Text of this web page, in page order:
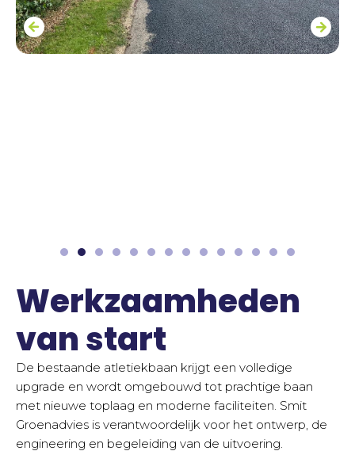
Werkzaamheden
van start
De bestaande atletiekbaan krijgt een volledige
upgrade en wordt omgebouwd tot prachtige baan
met nieuwe toplaag en moderne faciliteiten. Smit
Groenadvies is verantwoordelijk voor het ontwerp, de
engineering en begeleiding van de uitvoering.